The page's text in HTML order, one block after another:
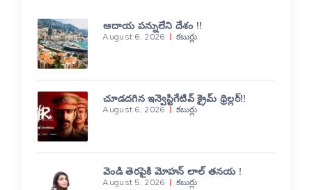
ఆదాయ పన్నులేని దేశం !!
August 6, 2026 కబుర్లు
చూడదగిన ఇన్వెస్టిగేటివ్ క్రైమ్ థ్రిల్లర్!!
August 6, 2026 కబుర్లు
వెండి తెరపైకి మోహన్ లాల్ తనయ !
August 5, 2026 కబుర్లు